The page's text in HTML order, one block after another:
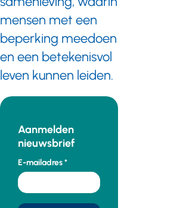
mensen met een
beperking meedoen
en een betekenisvol
leven kunnen leiden.
Aanmelden
nieuwsbrief
E-mailadres